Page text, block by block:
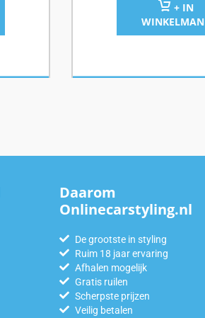
+ IN
Daarom
Onlinecarstyling.nl
De grootste in styling
Ruim 18 jaar ervaring
Afhalen mogelijk
Gratis ruilen
Scherpste prijzen
Veilig betalen